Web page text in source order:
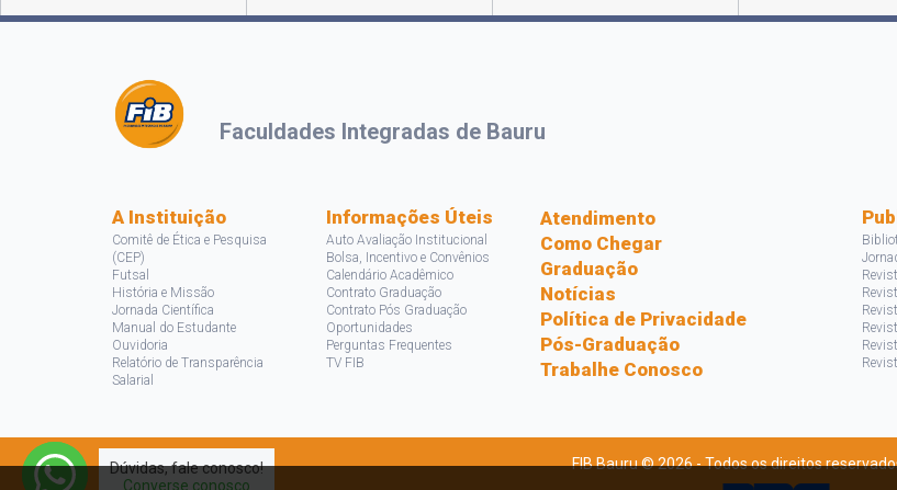
Faculdades Integradas de Bauru
A Instituição
Comitê de Ética e Pesquisa
(CEP)
Futsal
História e Missão
Jornada Científica
Manual do Estudante
Ouvidoria
Relatório de Transparência
Salarial
Informações Úteis
Auto Avaliação Institucional
Bolsa, Incentivo e Convênios
Calendário Acadêmico
Contrato Graduação
Contrato Pós Graduação
Oportunidades
Perguntas Frequentes
TV FIB
Atendimento
Como Chegar
Graduação
Notícias
Política de Privacidade
Pós-Graduação
Trabalhe Conosco
FIB Bauru © 2026 - Todos os direitos
Dúvidas, fale conosco!
Converse conosco